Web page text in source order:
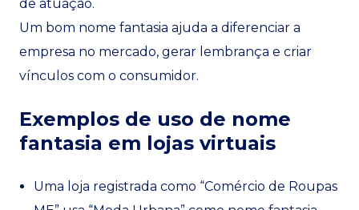
de atuação.
Um bom nome fantasia ajuda a diferenciar a
empresa no mercado, gerar lembrança e criar
vínculos com o consumidor.
Exemplos de uso de nome
fantasia em lojas virtuais
Uma loja registrada como “Comércio de Roupas